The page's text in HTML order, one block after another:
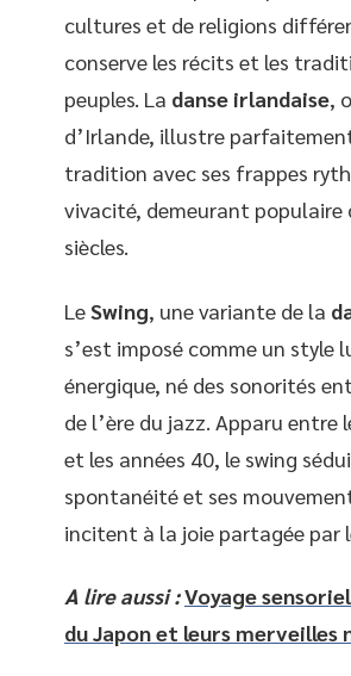
cultures et de religions
conserve les récits et les
peuples. La danse irlandaise,
d’Irlande, illustre
tradition avec ses frappes
vivacité, demeurant populaire
siècles.
Le Swing, une variante de la
s’est imposé comme un style
énergique, né des sonorités
de l’ère du jazz. Apparu entre
et les années 40, le swing
spontanéité et ses
incitent à la joie partagée par
A lire aussi :Voyage
du Japon et leurs merveilles